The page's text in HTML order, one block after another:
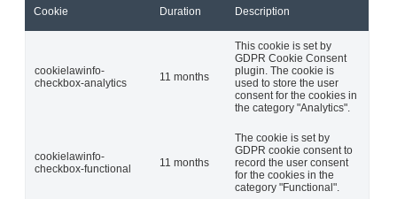
Cookie Duration Description
cookielawinfo-
checkbox-analytics
11 months
This cookie is set by
GDPR Cookie Consent
plugin. The cookie is
used to store the user
consent for the cookies in
the category "Analytics".
cookielawinfo-
checkbox-functional
11 months
The cookie is set by
GDPR cookie consent to
record the user consent
for the cookies in the
category "Functional".